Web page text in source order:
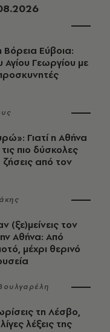
Βόρεια Εύβοια:
Γεωργίου με
Γιατί η Αθήνα
πιο δύσκολες
ζήσεις από τον
(ξε)μείνεις τον
Αθήνα: Από
μέχρι θερινό
τη Λέσβο,
λέξεις της